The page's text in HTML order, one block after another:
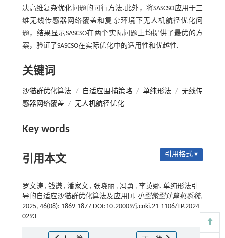
决高维复杂优化问题的可行方法.此外，将SASCSO应用于三
维无线传感器网络覆盖和复杂环境下无人机航径优化问
题，结果显示SASCSO在两个实际问题上均提供了最优的方
案，验证了SASCSO在实际优化中的适用性和优越性.
关键词
沙猫群优化算法 / 自适应围捕策略 / 单纯形法 / 无线传
感器网络覆盖 / 无人机航径优化
Key words
引用本文 引用格式 ▾
罗文涛 , 钱谦 , 潘家文 , 张晓丽 , 冯勇 , 李英娜. 单纯形法引
导的自适应沙猫群优化算法及应用[J]. 小型微型计算机系统,
2025, 46(08): 1869-1877 DOI:10.20009/j.cnki.21-1106/TP.2024-
0293